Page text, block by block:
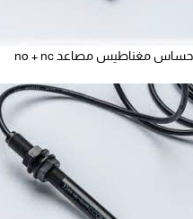
حساس مغناطيس مصاعد no + nc